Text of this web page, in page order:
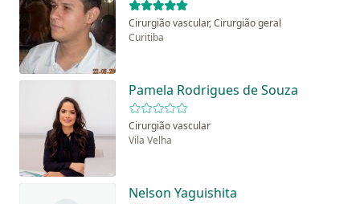
Cirurgião vascular, Cirurgião geral
Curitiba
Pamela Rodrigues de Souza
Cirurgião vascular
Vila Velha
Nelson Yaguishita